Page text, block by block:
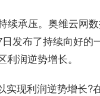
续承压。奥维云网
发布了持续向好
润逆势增长。
实现利润逆势增长